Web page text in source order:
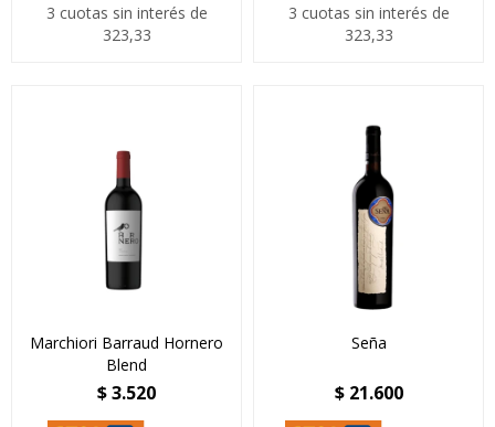
3 cuotas sin interés de
323,33
3 cuotas sin interés de
323,33
Marchiori Barraud Hornero
Blend
$3.520
Seña
$ 21.600